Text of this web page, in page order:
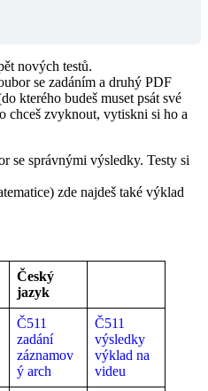
nových testů.
se zadáním a druhý PDF
kterého budeš muset psát své
chceš zvyknout, vytiskni si ho a
se správnými výsledky. Testy si
zde najdeš také výklad
Český
jazyk
Č511
zadání
záznamov
ý arch
Č511
výsledky
výklad na
videu